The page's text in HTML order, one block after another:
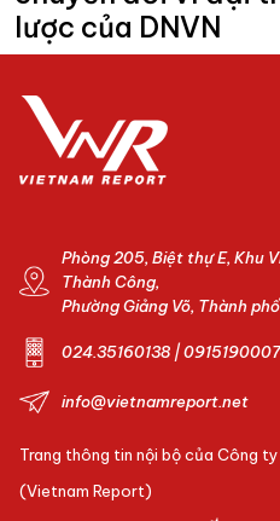
lược của DNVN
Phòng 205, Biệt thự E, Khu
Thành Công,
Phường Giảng Võ, Thành
024.35160138 | 0915190007
info@vietnamreport.net
Trang thông tin nội bộ của Công
(Vietnam Report)